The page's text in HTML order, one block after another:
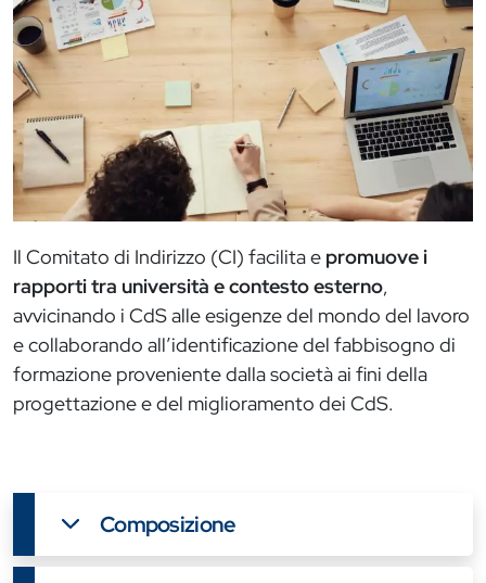
Il Comitato di Indirizzo (CI) facilita e promuove i
rapporti tra università e contesto esterno,
avvicinando i CdS alle esigenze del mondo del lavoro
e collaborando all’identificazione del fabbisogno di
formazione proveniente dalla società ai fini della
progettazione e del miglioramento dei CdS.
Composizione